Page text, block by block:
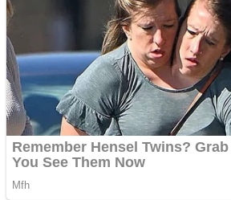
Apartamente 2 camere
Aplică acum pentru toate
tipurile de împrumuturi